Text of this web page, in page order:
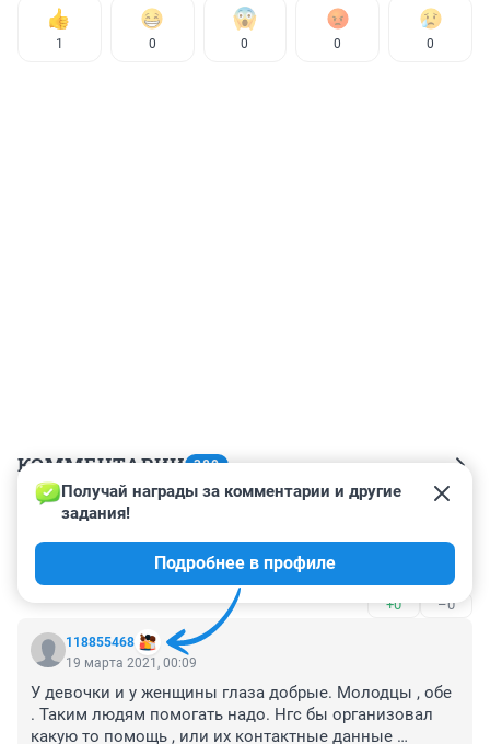
1 0 0 0 0
КОММЕНТАРИИ 380
Гость
+0 –0
118855468
Получай награды за комментарии и другие
задания!
Подробнее в профиле
19 марта 2021, 00:09
У девочки и у женщины глаза добрые. Молодцы , обе
. Таким людям помогать надо. Нгс бы организовал
какую то помощь , или их контактные данные